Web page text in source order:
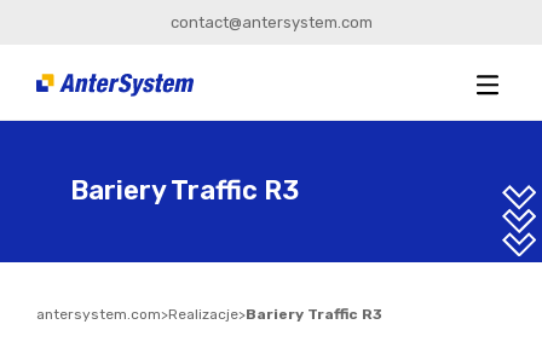
contact@antersystem.com
Bariery Traffic R3
antersystem.com>Realizacje>Bariery Traffic R3